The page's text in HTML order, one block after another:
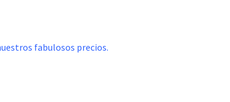
fabulosos precios.